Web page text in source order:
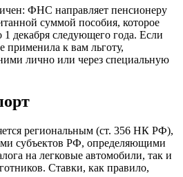
ФНС направляет пенсионеру
суммой пособия, которое
декабря следующего года. Если
к вам льготу,
лично или через специальную
региональным (ст. 356 НК РФ),
субъектов РФ, определяющими
на легковые автомобили, так и
Ставки, как правило,